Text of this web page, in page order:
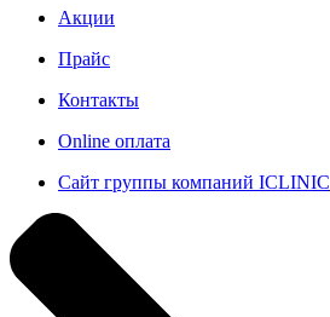
Акции
Прайс
Контакты
Online оплата
Сайт группы компаний ICLINIC